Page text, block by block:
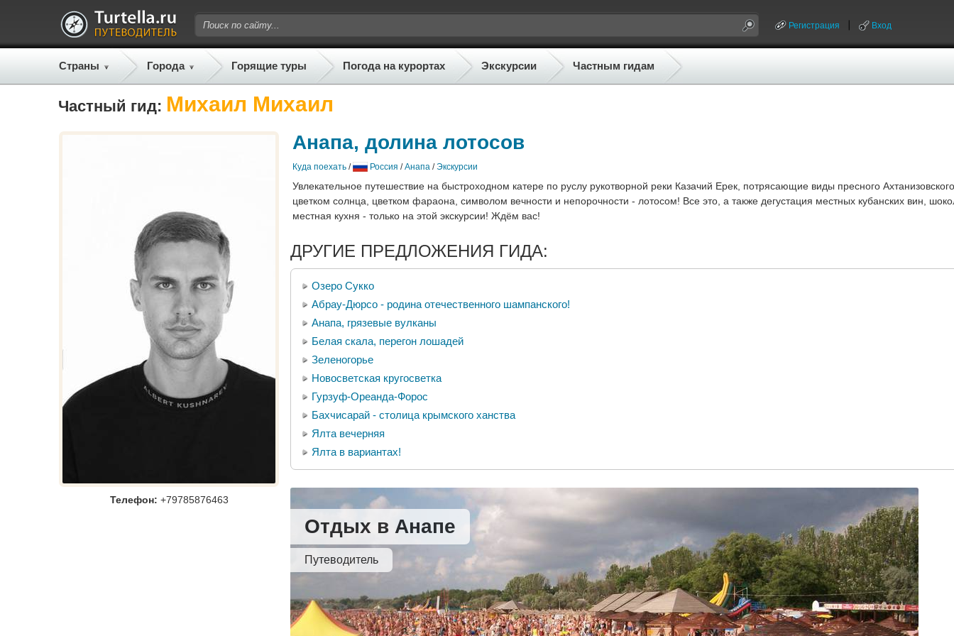
Регистрация Вход
Страны Города Горящие туры Погода на курортах Экскурсии Частным гидам
Частный гид: Михаил Михаил
Телефон: +79785876463
Анапа, долина лотосов
Куда поехать / Россия /Анапа /Экскурсии
Увлекательное путешествие на быстроходном катере по руслу рукотворной реки Казачий Ерек, потрясающие виды пресного
цветком солнца, цветком фараона, символом вечности и непорочности - лотосом! Все это, а также дегустация местных кубанских вин,
местная кухня - только на этой экскурсии! Ждём вас!
ДРУГИЕ ПРЕДЛОЖЕНИЯ ГИДА:
Озеро Сукко
Абрау-Дюрсо - родина отечественного шампанского!
Анапа, грязевые вулканы
Белая скала, перегон лошадей
Зеленогорье
Новосветская кругосветка
Гурзуф-Ореанда-Форос
Бахчисарай - столица крымского ханства
Ялта вечерняя
Ялта в вариантах!
Отдых в Анапе
Путеводитель